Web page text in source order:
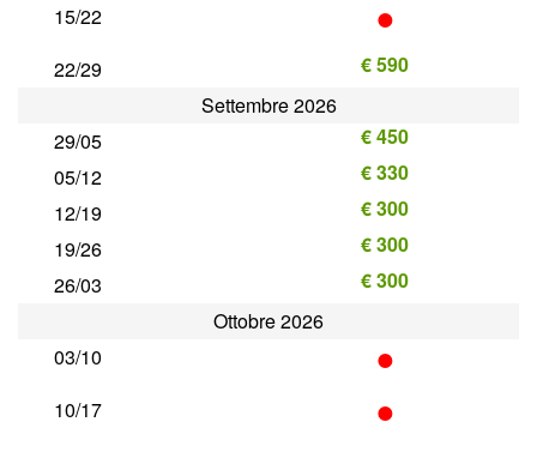
15/22
22/29
€ 590
Settembre 2026
29/05
€ 450
05/12
€ 330
12/19
€ 300
19/26
€ 300
26/03
€ 300
Ottobre 2026
03/10
•
10/17 •